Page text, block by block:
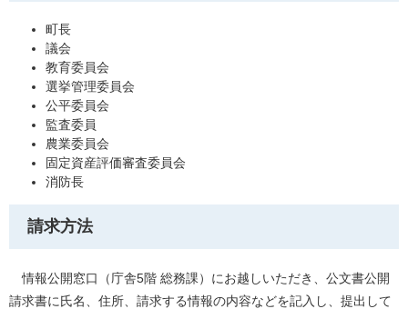
町長
議会
教育委員会
選挙管理委員会
公平委員会
監査委員
農業委員会
固定資産評価審査委員会
消防長
請求方法
情報公開窓口（庁舎5階 総務課）にお越しいただき、公文書公開
請求書に氏名、住所、請求する情報の内容などを記入し、提出して